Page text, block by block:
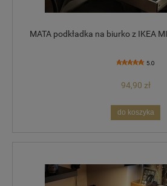
MATA podkładka na biurko z IKEA
5.0
94,90 zł
do koszyka